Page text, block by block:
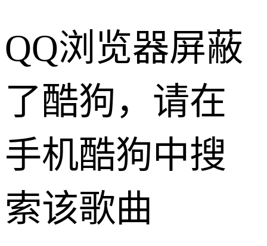
QQ浏览器屏蔽
了酷狗，请在
手机酷狗中搜
索该歌曲